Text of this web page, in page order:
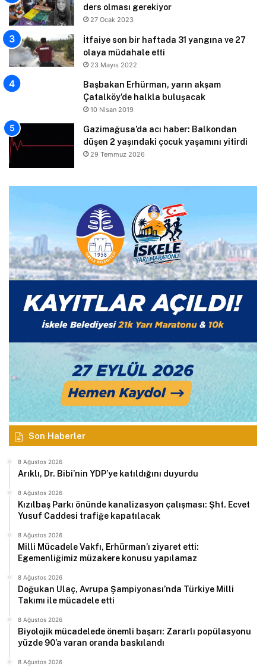
ders olması gerekiyor
27 Ocak 2023
İtfaiye son bir haftada 31 yangına ve 27
olaya müdahale etti
23 Mayıs 2022
Başbakan Erhürman, yarın akşam
Çatalköy’de halkla buluşacak
10 Nisan 2019
Gazimağusa’da acı haber: Balkondan
düşen 2 yaşındaki çocuk yaşamını yitirdi
29 Temmuz 2026
Son Haberler
8 Ağustos 2026
Arıklı, Dr. Bibi’nin YDP’ye katıldığını duyurdu
8 Ağustos 2026
Kızılbaş Parkı önünde kanalizasyon çalışması: Şht. Ecvet
Yusuf Caddesi trafiğe kapatılacak
8 Ağustos 2026
Milli Mücadele Vakfı, Erhürman’ı ziyaret etti:
Egemenliğimiz müzakere konusu yapılamaz
8 Ağustos 2026
Doğukan Ulaç, Avrupa Şampiyonası’nda Türkiye Milli
Takımı ile mücadele etti
8 Ağustos 2026
Biyolojik mücadelede önemli başarı: Zararlı popülasyonu
yüzde 90’a varan oranda baskılandı
8 Ağustos 2026